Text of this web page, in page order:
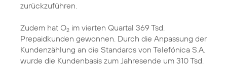
zurückzuführen.
Zudem hat O2 im vierten Quartal 369 Tsd.
Prepaidkunden gewonnen. Durch die Anpassung der
Kundenzählung an die Standards von Telefónica S.A.
wurde die Kundenbasis zum Jahresende um 310 Tsd.